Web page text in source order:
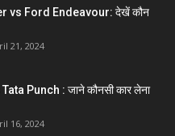
vs Ford Endeavour: देखें कौन
21, 2024
Punch : जाने कौनसी कार लेना
16, 2024